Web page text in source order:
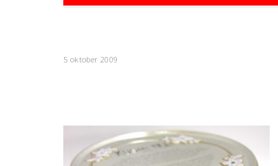
5 oktober 2009